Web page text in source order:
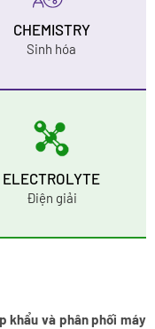
CHEMISTRY
Sinh hóa
ELECTROLYTE
Điện giải
khẩu và phân phối máy